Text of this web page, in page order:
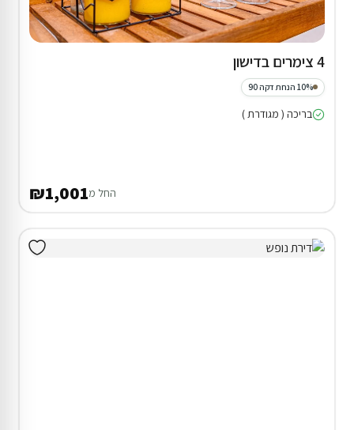
4 צימרים בדישון
10% הנחת דקה 90
בריכה ( מגודרת )
החל מ₪1,001